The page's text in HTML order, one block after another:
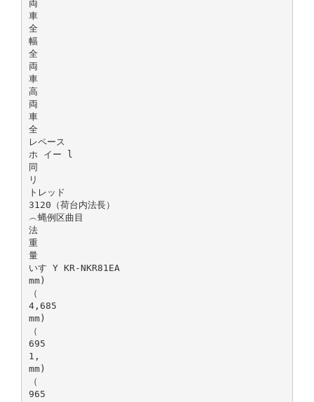
両
車
全
幅
全
両
車
高
両
車
全
レペース
ホ イー l
同
リ
トレッド
3120（荷台内法長）
︵蝿例区曲目
法
重
量
いす Y KR-NKR81EA
mm)
（
4,685
mm)
（
695
1,
mm)
（
965